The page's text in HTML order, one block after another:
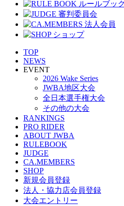
TOP
NEWS
EVENT
2026 Wake Series
JWBA地区大会
全日本選手権大会
その他の大会
RANKINGS
PRO RIDER
ABOUT JWBA
RULEBOOK
JUDGE
CA.MEMBERS
SHOP
新規会員登録
法人・協力店会員登録
大会エントリー